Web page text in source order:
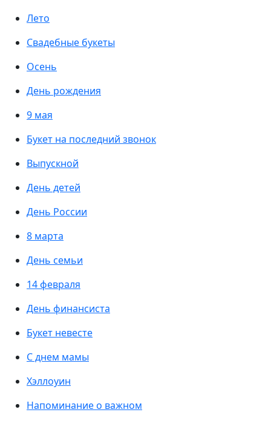
Лето
Свадебные букеты
Осень
День рождения
9 мая
Букет на последний звонок
Выпускной
День детей
День России
8 марта
День семьи
14 февраля
День финансиста
Букет невесте
С днем мамы
Хэллоуин
Напоминание о важном